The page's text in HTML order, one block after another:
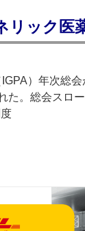
リック医
）年次総
。総会スロ